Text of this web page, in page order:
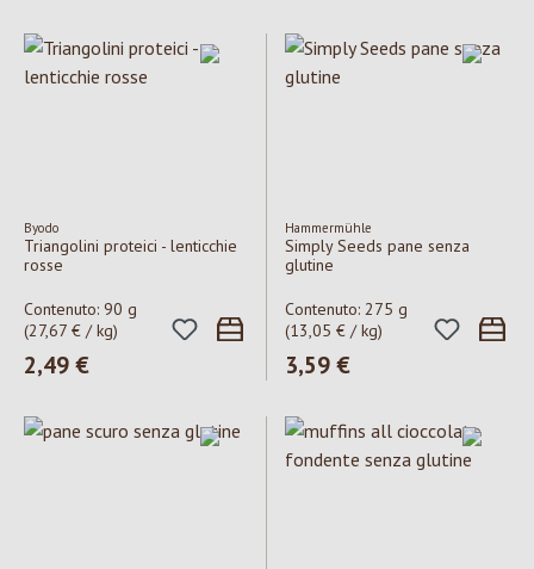
Byodo
Triangolini proteici - lenticchie
rosse
Contenuto: 90 g
(27,67 € / kg)
Prezzo normale:
2,49 €
Hammermühle
Simply Seeds pane senza
glutine
Contenuto: 275 g
(13,05 € / kg)
Prezzo normale:
3,59 €